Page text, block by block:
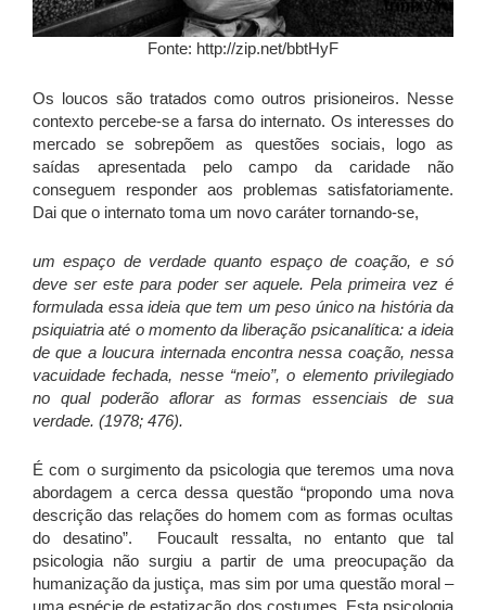
Fonte: http://zip.net/bbtHyF
Os loucos são tratados como outros prisioneiros. Nesse
contexto percebe-se a farsa do internato. Os interesses do
mercado se sobrepõem as questões sociais, logo as
saídas apresentada pelo campo da caridade não
conseguem responder aos problemas satisfatoriamente.
Dai que o internato toma um novo caráter tornando-se,
um espaço de verdade quanto espaço de coação, e só
deve ser este para poder ser aquele. Pela primeira vez é
formulada essa ideia que tem um peso único na história da
psiquiatria até o momento da liberação psicanalítica: a ideia
de que a loucura internada encontra nessa coação, nessa
vacuidade fechada, nesse “meio”, o elemento privilegiado
no qual poderão aflorar as formas essenciais de sua
verdade. (1978; 476).
É com o surgimento da psicologia que teremos uma nova
abordagem a cerca dessa questão “propondo uma nova
descrição das relações do homem com as formas ocultas
do desatino”. Foucault ressalta, no entanto que tal
psicologia não surgiu a partir de uma preocupação da
humanização da justiça, mas sim por uma questão moral –
uma espécie de estatização dos costumes. Esta psicologia